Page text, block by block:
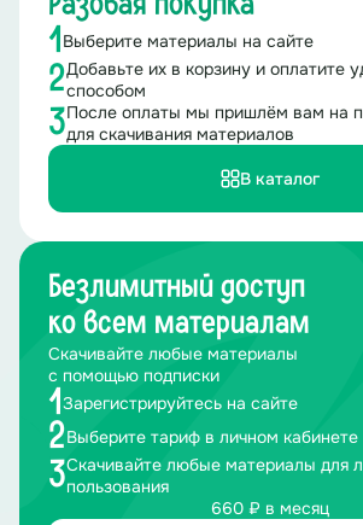
1 Выберите материалы на сайте
2Добавьте их в корзину и оплатите
способом
3После оплаты мы пришлём вам на
для скачивания материалов
В каталог
Безлимитный доступ
ко всем материалам
Скачивайте любые материалы
с помощью подписки
1 Зарегистрируйтесь на сайте
2Выберите тариф в личном кабинете
3Скачивайте любые материалы для
пользования
660 ₽ в месяц